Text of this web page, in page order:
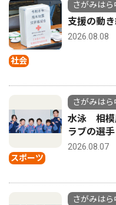
社会
さがみは
支援の動
2026.08.08
スポーツ
さがみは
水泳 相模
ラブの選
2026.08.07
さがみは